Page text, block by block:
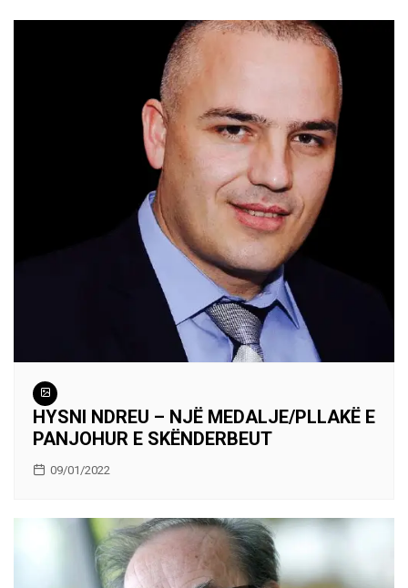
HYSNI NDREU – NJË MEDALJE/PLLAKË E
PANJOHUR E SKËNDERBEUT
09/01/2022